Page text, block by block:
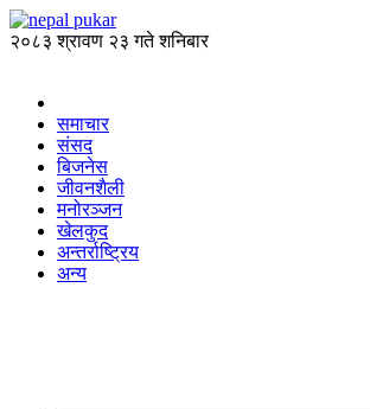
२०८३ श्रावण २३ गते शनिबार
समाचार
संसद
बिजनेस
जीवनशैली
मनोरञ्जन
खेलकुद
अन्तर्राष्ट्रिय
अन्य